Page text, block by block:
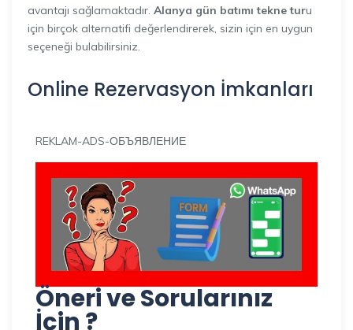
avantajı sağlamaktadır. Alanya gün batımı tekne turu
için birçok alternatifi değerlendirerek, sizin için en uygun
seçeneği bulabilirsiniz.
Online Rezervasyon İmkanları
REKLAM-ADS-ОБЪЯВЛЕНИЕ
Öneri ve Sorularınız
İçin ?